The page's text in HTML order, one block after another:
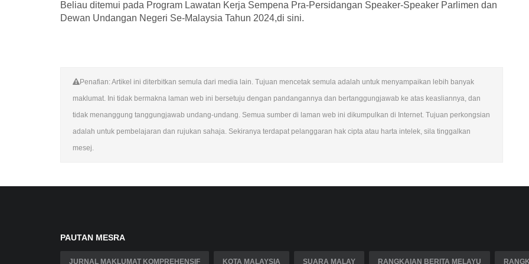
Beliau ditemui pada Program Lawatan Kerja Sempena Pra-Persidangan Speaker-Speaker Parlimen dan
Dewan Undangan Negeri Se-Malaysia Tahun 2024,di sini.
Penafian: Artikel ini diterbitkan semula dari media lain. Tujuan mencetak semula adalah untuk menyampaikan lebih banyak
maklumat. Ini tidak bermakna laman web ini bersetuju dengan pandangannya dan bertanggungjawab ke atas keasliannya, dan
tidak menanggung tanggungjawab undang-undang. Semua sumber di laman web ini dikumpulkan di Internet. Tujuan perkongsian
adalah untuk pembelajaran dan rujukan sahaja. Sekiranya terdapat pelanggaran hak cipta atau harta intelek, sila tinggalkan
mesej.
PAUTAN MESRA
JURNAL MAKLUMAT KOMPREHENSIF KOTA MALAYSIA SUARA MALAY RANGKAIAN BERITA MELAYU